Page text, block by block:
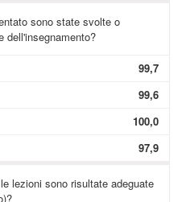
sono state svolte o
dell'insegnamento?
99,7
99,6
100,0
97,9
lezioni sono risultate adeguate